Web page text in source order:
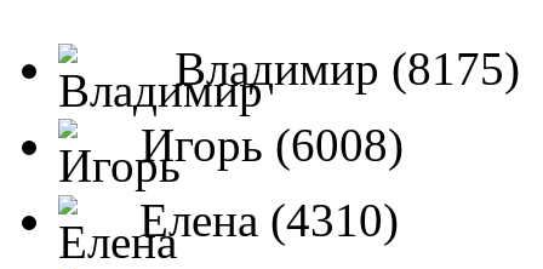
Владимир (8175)
Игорь (6008)
Елена (4310)